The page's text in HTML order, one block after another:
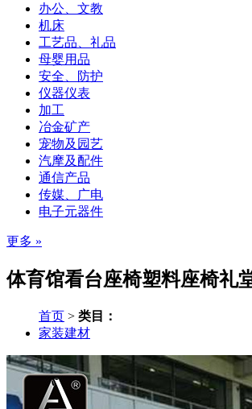
办公、文教
机床
工艺品、礼品
母婴用品
安全、防护
仪器仪表
加工
冶金矿产
宠物及园艺
汽摩及配件
通信产品
传媒、广电
电子元器件
更多 »
体育馆看台座椅塑料座椅礼
首页 > 类目：
家装建材